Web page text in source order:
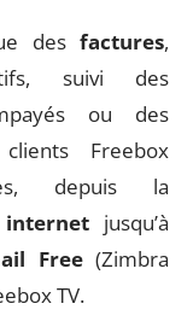
des factures,
suivi des
ou des
Freebox
depuis la
jusqu’à
Free(Zimbra
TV.